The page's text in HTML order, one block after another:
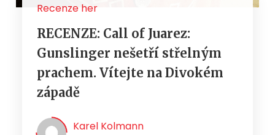
Recenze her
RECENZE: Call of Juarez:
Gunslinger nešetří střelným
prachem. Vítejte na Divokém
západě
Karel Kolmann